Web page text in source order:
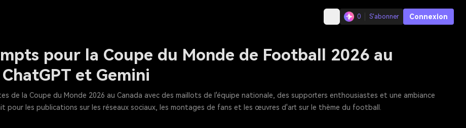
0 S'abonner Connexion
pour la Coupe du Monde de Football 2026 au
et Gemini
de la Coupe du Monde 2026 au Canada avec des maillots de l'équipe nationale, des supporters enthousiastes et une ambiance
pour les publications sur les réseaux sociaux, les montages de fans et les œuvres d'art sur le thème du football.